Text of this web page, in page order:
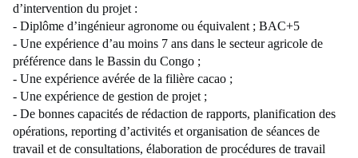
d’intervention du projet :
- Diplôme d’ingénieur agronome ou équivalent ; BAC+5
- Une expérience d’au moins 7 ans dans le secteur agricole de
préférence dans le Bassin du Congo ;
- Une expérience avérée de la filière cacao ;
- Une expérience de gestion de projet ;
- De bonnes capacités de rédaction de rapports, planification des
opérations, reporting d’activités et organisation de séances de
travail et de consultations, élaboration de procédures de travail